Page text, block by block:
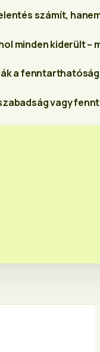
számít,
minden kiderült –
a
vagy